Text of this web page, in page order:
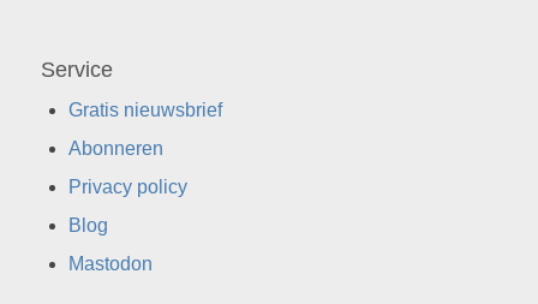
Service
Gratis nieuwsbrief
Abonneren
Privacy policy
Blog
Mastodon